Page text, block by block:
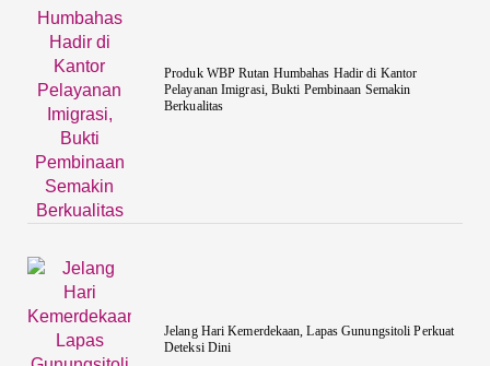
Produk WBP Rutan Humbahas Hadir di Kantor
Pelayanan Imigrasi, Bukti Pembinaan Semakin
Berkualitas
Jelang Hari Kemerdekaan, Lapas Gunungsitoli Perkuat
Deteksi Dini